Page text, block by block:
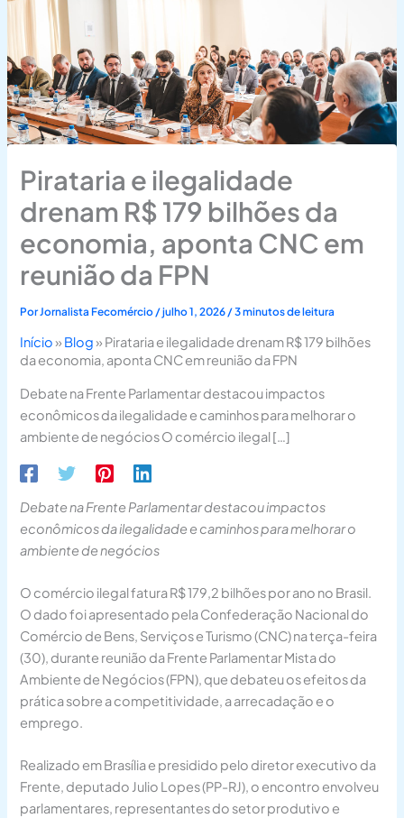
Pirataria e ilegalidade
drenam R$ 179 bilhões da
economia, aponta CNC em
reunião da FPN
PorJornalista Fecomércio /julho 1, 2026 /3 minutos de leitura
Início» Blog» Pirataria e ilegalidade drenam R$ 179 bilhões
da economia, aponta CNC em reunião da FPN
Debate na Frente Parlamentar destacou impactos
econômicos da ilegalidade e caminhos para melhorar o
ambiente de negócios O comércio ilegal […]
Debate na Frente Parlamentar destacou impactos
econômicos da ilegalidade e caminhos para melhorar o
ambiente de negócios
O comércio ilegal fatura R$ 179,2 bilhões por ano no Brasil.
O dado foi apresentado pela Confederação Nacional do
Comércio de Bens, Serviços e Turismo (CNC) na terça-feira
(30), durante reunião da Frente Parlamentar Mista do
Ambiente de Negócios (FPN), que debateu os efeitos da
prática sobre a competitividade, a arrecadação e o
emprego.
Realizado em Brasília e presidido pelo diretor executivo da
Frente, deputado Julio Lopes (PP-RJ), o encontro envolveu
parlamentares, representantes do setor produtivo e